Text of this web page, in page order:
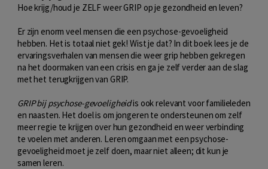
Hoe krijg/houd je ZELF weer GRIP op je gezondheid en leven?
Er zijn enorm veel mensen die een psychose-gevoeligheid
hebben. Het is totaal niet gek! Wist je dat? In dit boek lees je de
ervaringsverhalen van mensen die weer grip hebben gekregen
na het doormaken van een crisis en ga je zelf verder aan de slag
met het terugkrijgen van GRIP.
GRIP bij psychose-gevoeligheidis ook relevant voor familieleden
en naasten. Het doel is om jongeren te ondersteunen om zelf
meer regie te krijgen over hun gezondheid en weer verbinding
te voelen met anderen. Leren omgaan met een psychose-
gevoeligheid moet je zelf doen, maar niet alleen; dit kun je
samen leren.